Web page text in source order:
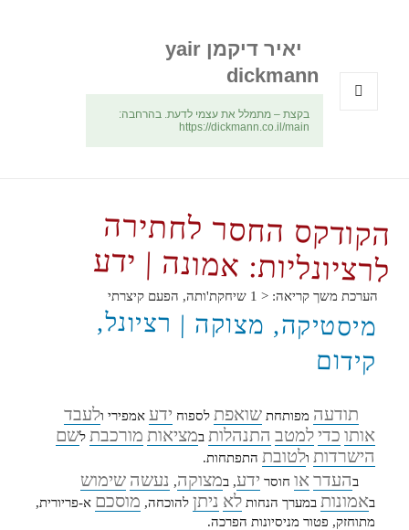
יאיר דיקמן yair
dickmann
בקצת – מתמלל את עצמי לדעת. בהרחבה:
https://dickmann.co.il/main
הקודקס החסר לחתירה
לרציונליות: אמונה | ידע
הערכת משך קריאה: < 1 שיחקת'ותה, הפעם קיצרתי
מיסטיקה, מצוקה | רציונל,
קידום
תודעה מפותחתשואפת לספוח ידע אמפירי ולעבד
אותו כדי למטב התנהלות במציאות מורכבת לשם
הישרדות ולטובת התפתחות.
בהעדר או חוסר ידע, במצוקה, נעשה שימוש
באמונות במערך הנחותלא ניתן להוכחה, מוסכם א-פריורית,
מתוחזק, פטור מניסיונות הפרכה.